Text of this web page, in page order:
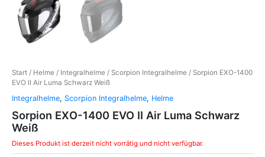
Start / Helme / Integralhelme / Scorpion Integralhelme / Sorpion EXO-1400
EVO II Air Luma Schwarz Weiß
Integralhelme, Scorpion Integralhelme, Helme
Sorpion EXO-1400 EVO II Air Luma Schwarz
Weiß
Dieses Produkt ist derzeit nicht vorrätig und nicht verfügbar.